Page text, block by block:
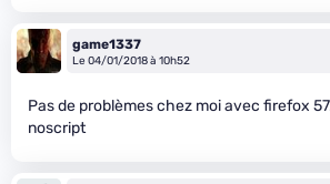
game1337
Le 04/01/2018 à 10h52
Pas de problèmes chez moi avec firefox
noscript